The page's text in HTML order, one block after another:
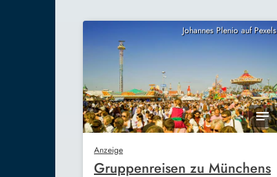
Johannes Plenio auf Pexels
Anzeige
Gruppenreisen zu Münchens